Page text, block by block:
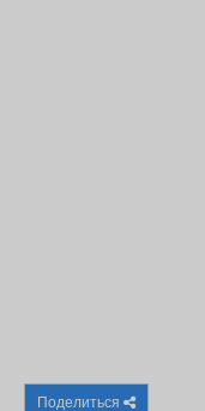
Поделиться